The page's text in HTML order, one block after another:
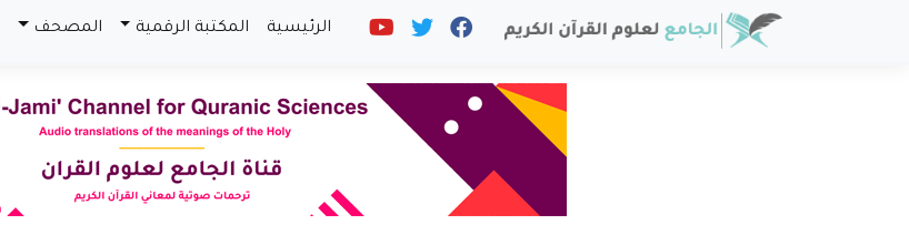
الرئيسية المكتبة الرقمية المصحف